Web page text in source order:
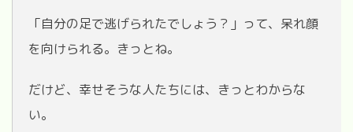
「自分の足で逃げられたでしょう？」って、呆れ顔
を向けられる。きっとね。
だけど、幸せそうな人たちには、きっとわからな
い。